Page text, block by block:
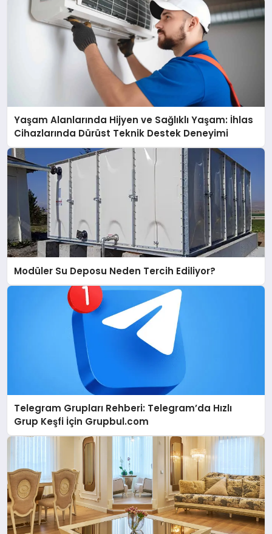
Yaşam Alanlarında Hijyen ve Sağlıklı Yaşam: İhlas
Cihazlarında Dürüst Teknik Destek Deneyimi
Modüler Su Deposu Neden Tercih Ediliyor?
Telegram Grupları Rehberi: Telegram’da Hızlı
Grup Keşfi İçin Grupbul.com